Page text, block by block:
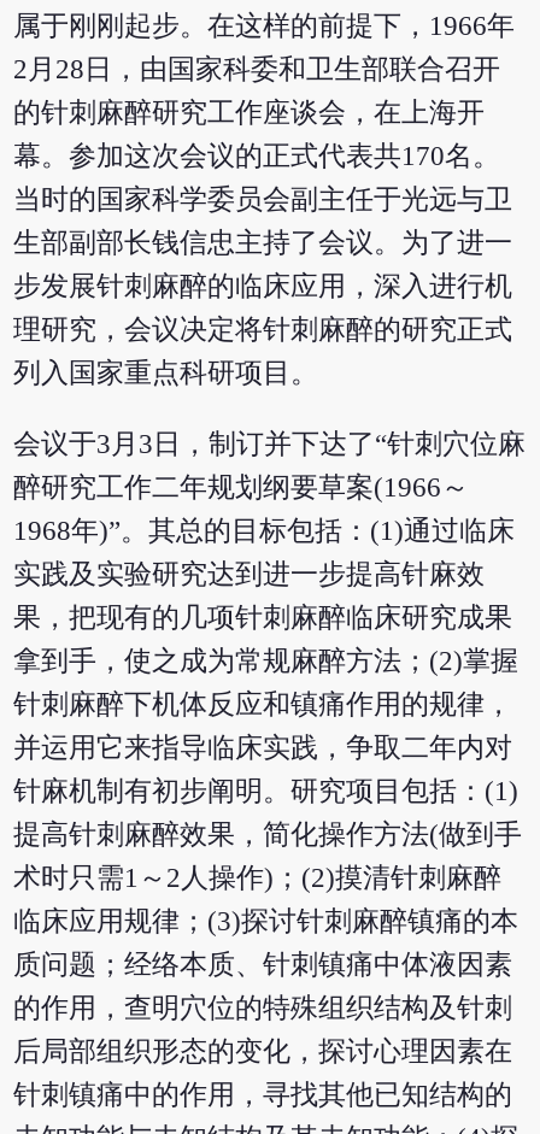
属于刚刚起步。在这样的前提下，1966年
2月28日，由国家科委和卫生部联合召开
的针刺麻醉研究工作座谈会，在上海开
幕。参加这次会议的正式代表共170名。
当时的国家科学委员会副主任于光远与卫
生部副部长钱信忠主持了会议。为了进一
步发展针刺麻醉的临床应用，深入进行机
理研究，会议决定将针刺麻醉的研究正式
列入国家重点科研项目。
会议于3月3日，制订并下达了“针刺穴位麻
醉研究工作二年规划纲要草案(1966～
1968年)”。其总的目标包括：(1)通过临床
实践及实验研究达到进一步提高针麻效
果，把现有的几项针刺麻醉临床研究成果
拿到手，使之成为常规麻醉方法；(2)掌握
针刺麻醉下机体反应和镇痛作用的规律，
并运用它来指导临床实践，争取二年内对
针麻机制有初步阐明。研究项目包括：(1)
提高针刺麻醉效果，简化操作方法(做到手
术时只需1～2人操作)；(2)摸清针刺麻醉
临床应用规律；(3)探讨针刺麻醉镇痛的本
质问题；经络本质、针刺镇痛中体液因素
的作用，查明穴位的特殊组织结构及针刺
后局部组织形态的变化，探讨心理因素在
针刺镇痛中的作用，寻找其他已知结构的